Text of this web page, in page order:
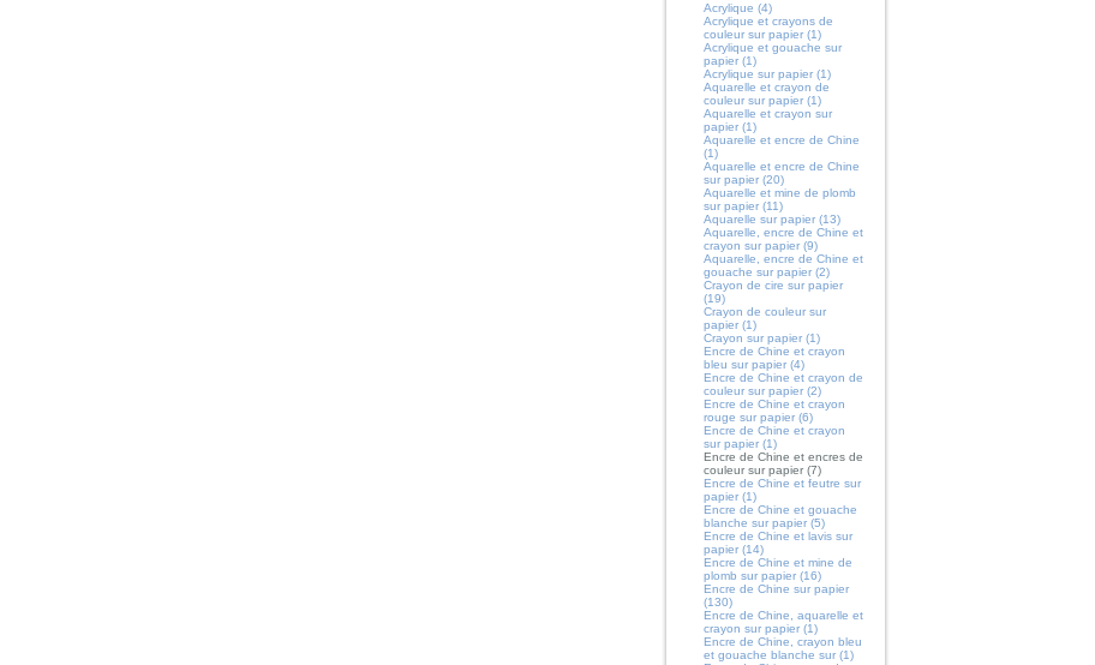
Acrylique (4)
Acrylique et crayons de
couleur sur papier (1)
Acrylique et gouache sur
papier (1)
Acrylique sur papier (1)
Aquarelle et crayon de
couleur sur papier (1)
Aquarelle et crayon sur
papier (1)
Aquarelle et encre de Chine
(1)
Aquarelle et encre de Chine
sur papier (20)
Aquarelle et mine de plomb
sur papier (11)
Aquarelle sur papier (13)
Aquarelle, encre de Chine et
crayon sur papier (9)
Aquarelle, encre de Chine et
gouache sur papier (2)
Crayon de cire sur papier
(19)
Crayon de couleur sur
papier (1)
Crayon sur papier (1)
Encre de Chine et crayon
bleu sur papier (4)
Encre de Chine et crayon de
couleur sur papier (2)
Encre de Chine et crayon
rouge sur papier (6)
Encre de Chine et crayon
sur papier (1)
Encre de Chine et encres de
couleur sur papier (7)
Encre de Chine et feutre sur
papier (1)
Encre de Chine et gouache
blanche sur papier (5)
Encre de Chine et lavis sur
papier (14)
Encre de Chine et mine de
plomb sur papier (16)
Encre de Chine sur papier
(130)
Encre de Chine, aquarelle et
crayon sur papier (1)
Encre de Chine, crayon bleu
et gouache blanche sur (1)